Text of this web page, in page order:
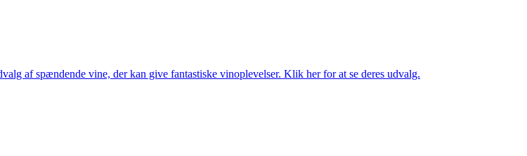
af spændende vine, der kan give fantastiske vinoplevelser. Klik her for at se deres udvalg.